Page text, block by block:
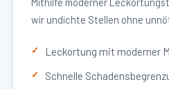
wir undichte Stellen ohne
Leckortung mit moderner
Schnelle